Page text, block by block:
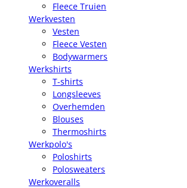
Fleece Truien
Werkvesten
Vesten
Fleece Vesten
Bodywarmers
Werkshirts
T-shirts
Longsleeves
Overhemden
Blouses
Thermoshirts
Werkpolo's
Poloshirts
Polosweaters
Werkoveralls